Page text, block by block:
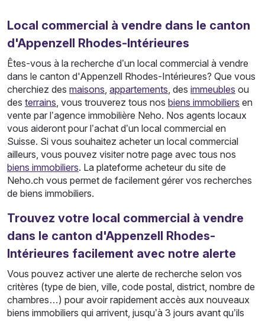
Local commercial à vendre dans le canton
d'Appenzell Rhodes-Intérieures
Êtes-vous à la recherche d’un local commercial à vendre
dans le canton d'Appenzell Rhodes-Intérieures? Que vous
cherchiez des maisons, appartements, des immeubles ou
des terrains, vous trouverez tous nos biens immobiliers en
vente par l’agence immobilière Neho. Nos agents locaux
vous aideront pour l’achat d’un local commercial en
Suisse. Si vous souhaitez acheter un local commercial
ailleurs, vous pouvez visiter notre page avec tous nos
biens immobiliers. La plateforme acheteur du site de
Neho.ch vous permet de facilement gérer vos recherches
de biens immobiliers.
Trouvez votre local commercial à vendre
dans le canton d'Appenzell Rhodes-
Intérieures facilement avec notre alerte
Vous pouvez activer une alerte de recherche selon vos
critères (type de bien, ville, code postal, district, nombre de
chambres…) pour avoir rapidement accès aux nouveaux
biens immobiliers qui arrivent, jusqu’à 3 jours avant qu’ils